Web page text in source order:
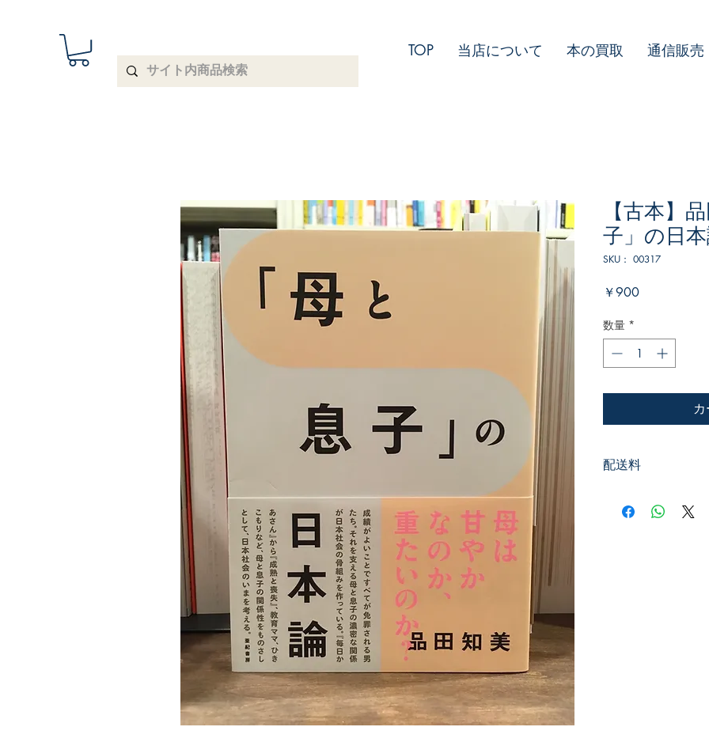
TOP 当店について 本の買取 通信販売
【古本】
子」の日
SKU： 00317
￥900価
数量 *
配送料